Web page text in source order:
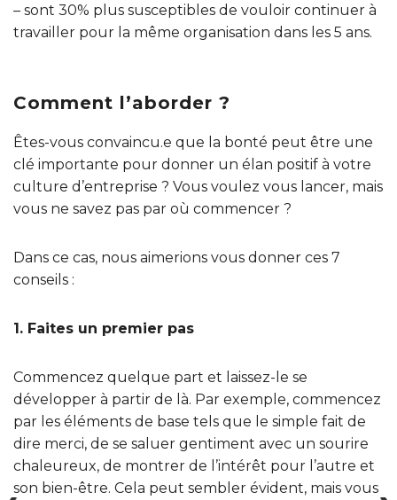
– sont 30% plus susceptibles de vouloir continuer à
travailler pour la même organisation dans les 5 ans.
Comment l’aborder ?
Êtes-vous convaincu.e que la bonté peut être une
clé importante pour donner un élan positif à votre
culture d’entreprise ? Vous voulez vous lancer, mais
vous ne savez pas par où commencer ?
Dans ce cas, nous aimerions vous donner ces 7
conseils :
1. Faites un premier pas
Commencez quelque part et laissez-le se
développer à partir de là. Par exemple, commencez
par les éléments de base tels que le simple fait de
dire merci, de se saluer gentiment avec un sourire
chaleureux, de montrer de l’intérêt pour l’autre et
son bien-être. Cela peut sembler évident, mais vous